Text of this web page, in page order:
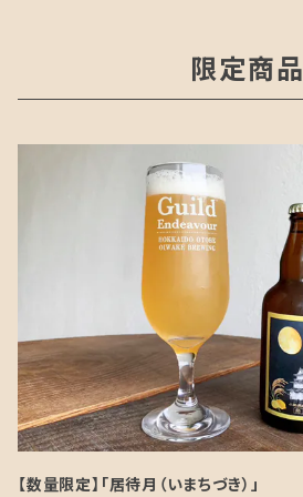
限定商品
【数量限定】「居待月（いまちづき）」